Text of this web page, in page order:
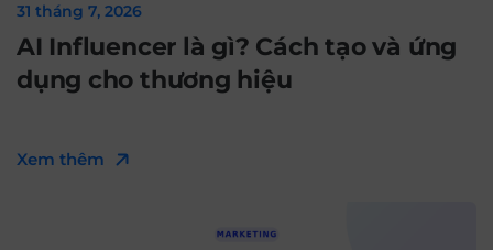
31 tháng 7, 2026
AI Influencer là gì? Cách tạo và ứng
dụng cho thương hiệu
Xem thêm